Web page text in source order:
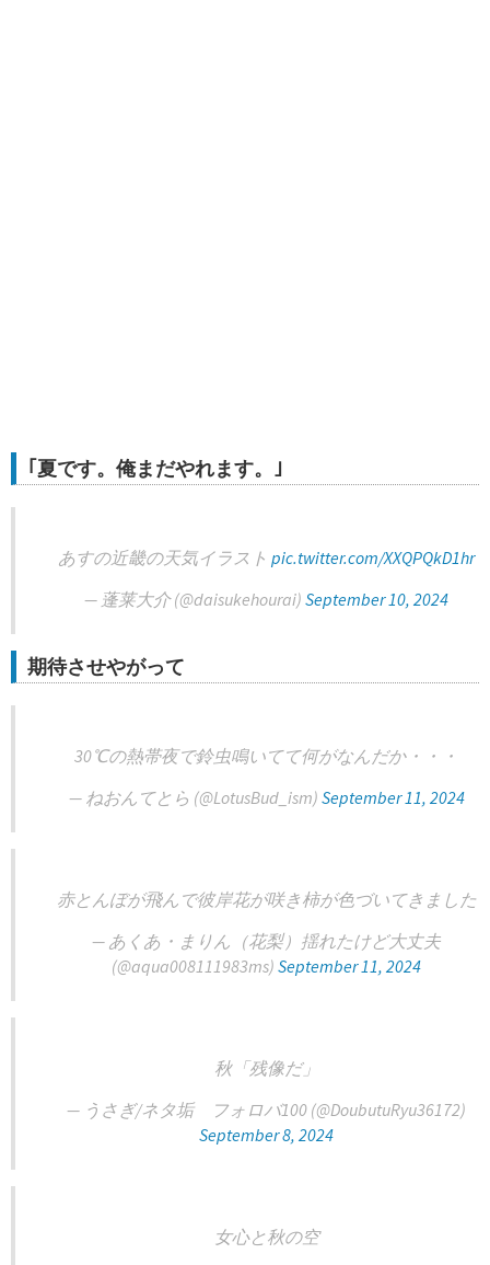
｢夏です。俺まだやれます。｣
あすの近畿の天気イラスト pic.twitter.com/XXQPQkD1hr
— 蓬莱大介 (@daisukehourai) September 10, 2024
期待させやがって
30℃の熱帯夜で鈴虫鳴いてて何がなんだか・・・
— ねおんてとら (@LotusBud_ism) September 11, 2024
赤とんぼが飛んで彼岸花が咲き柿が色づいてきました
— あくあ・まりん（花梨）揺れたけど大丈夫
(@aqua008111983ms) September 11, 2024
秋「残像だ」
— うさぎ/ネタ垢 フォロバ100 (@DoubutuRyu36172)
September 8, 2024
女心と秋の空